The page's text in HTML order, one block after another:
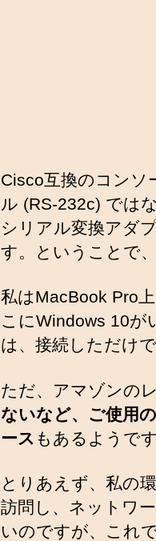
Cisco互換のコンソ
ル (RS-232c) では
シリアル変換アダ
す。ということで
私はMacBook Pro
こにWindows 10が
は、接続しただけ
ただ、アマゾンの
ないなど、ご使用
ース もあるようです
とりあえず、私の
訪問し、ネットワ
いのですが、これ